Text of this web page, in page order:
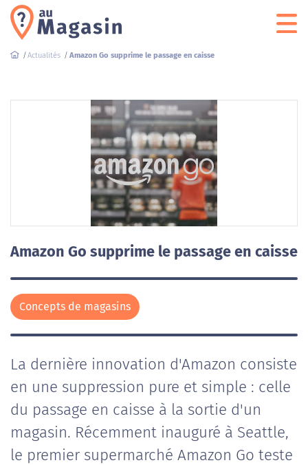
Actualités Amazon Go supprime le passage en caisse
Amazon Go supprime le passage en caisse
Concepts de magasins
La dernière innovation d'Amazon consiste
en une suppression pure et simple : celle
du passage en caisse à la sortie d'un
magasin. Récemment inauguré à Seattle,
le premier supermarché Amazon Go teste